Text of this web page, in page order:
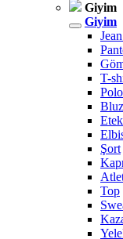
Giyim
Giyim
T-
Bluz
Etek
Şort
Top